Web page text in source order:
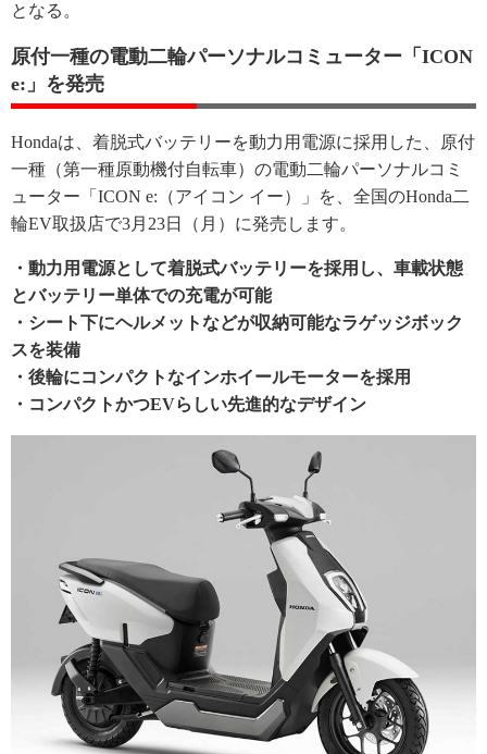
となる。
原付一種の電動二輪パーソナルコミューター「ICON
e:」を発売
Hondaは、着脱式バッテリーを動力用電源に採用した、原付
一種（第一種原動機付自転車）の電動二輪パーソナルコミ
ューター「ICON e:（アイコン イー）」を、全国のHonda二
輪EV取扱店で3月23日（月）に発売します。
・動力用電源として着脱式バッテリーを採用し、車載状態
とバッテリー単体での充電が可能
・シート下にヘルメットなどが収納可能なラゲッジボック
スを装備
・後輪にコンパクトなインホイールモーターを採用
・コンパクトかつEVらしい先進的なデザイン